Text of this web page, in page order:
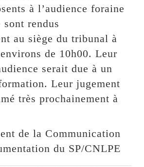
à l’audience foraine
rendus
au siège du tribunal à
de 10h00. Leur
serait due à un
Leur jugement
très prochainement à
de la Communication
du SP/CNLPE